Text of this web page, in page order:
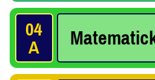
04
A